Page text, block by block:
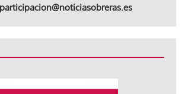
participacion@noticiasobreras.es